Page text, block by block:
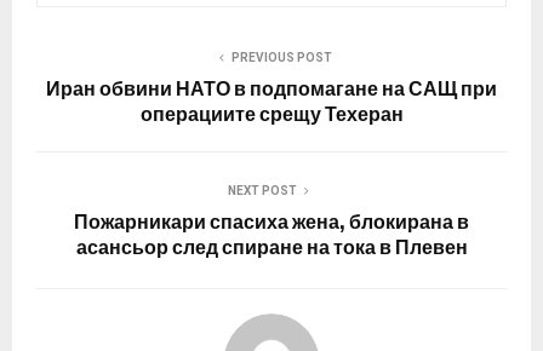
PREVIOUS POST
Иран обвини НАТО в подпомагане на САЩ при
операциите срещу Техеран
NEXT POST
Пожарникари спасиха жена, блокирана в
асансьор след спиране на тока в Плевен